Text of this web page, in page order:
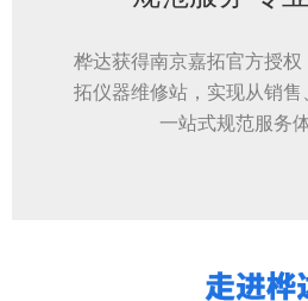
桦达获得南京嘉拓官方授
拓仪器维修站，实现从销售
一站式规范服务体